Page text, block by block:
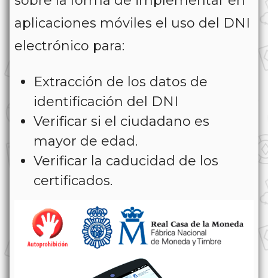
aplicaciones móviles el uso del DNI
electrónico para:
Extracción de los datos de
identificación del DNI
Verificar si el ciudadano es
mayor de edad.
Verificar la caducidad de los
certificados.